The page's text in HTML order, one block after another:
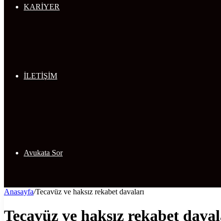
KARİYER
İLETİŞİM
Avukata Sor
Anasayfa/Tecavüz ve haksız rekabet davaları
Tecavüz ve haksız rekabet